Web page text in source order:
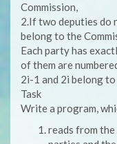
Commission,
2.If two deputies do
belong to the
Each party has
of them are
2i-1 and 2i belong
Task
Write a program,
reads from